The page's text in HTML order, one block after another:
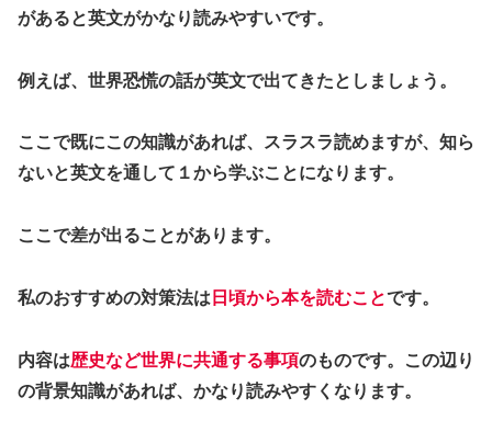
があると英文がかなり読みやすいです。
例えば、世界恐慌の話が英文で出てきたとしましょう。
ここで既にこの知識があれば、スラスラ読めますが、知ら
ないと英文を通して１から学ぶことになります。
ここで差が出ることがあります。
私のおすすめの対策法は 日頃から本を読むことです。
内容は歴史など世界に共通する事項のものです。この辺り
の背景知識があれば、かなり読みやすくなります。